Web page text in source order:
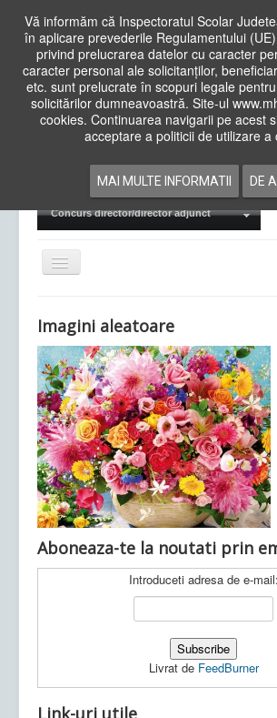
Vă informăm că Inspectoratul Scolar
în aplicare prevederile Regulamentului
privind prelucrarea datelor cu caracter
caracter personal ale solicitanților,
etc. sunt prelucrate în scopuri legale
solicitărilor dumneavoastră. Site-ul
cookies. Continuarea navigarii pe acest
acceptare a politicii de utilizare a
MAI MULTE INFORMATII DE
Cauta
in
siteAcasa Cadre Didactice
Examene Naționale
Concurs director/director adjunct
Comută
navigarea
Ultimele articole: Vi, 04.11.2022 -
Județean Mehedinți
Imagini aleatoare
Aboneaza-te la noutati prin
Introduceti adresa de e-mail:
Livrat de FeedBurner
Link-uri utile